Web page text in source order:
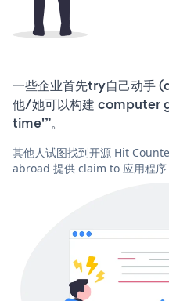
一些企业首先try自己动手
他/她可以构建 computer
time'”。
其他人试图找到开源 Hit
abroad 提供 claim to 应用程